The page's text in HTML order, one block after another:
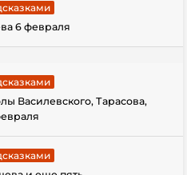
6 февраля
Василевского, Тарасова,